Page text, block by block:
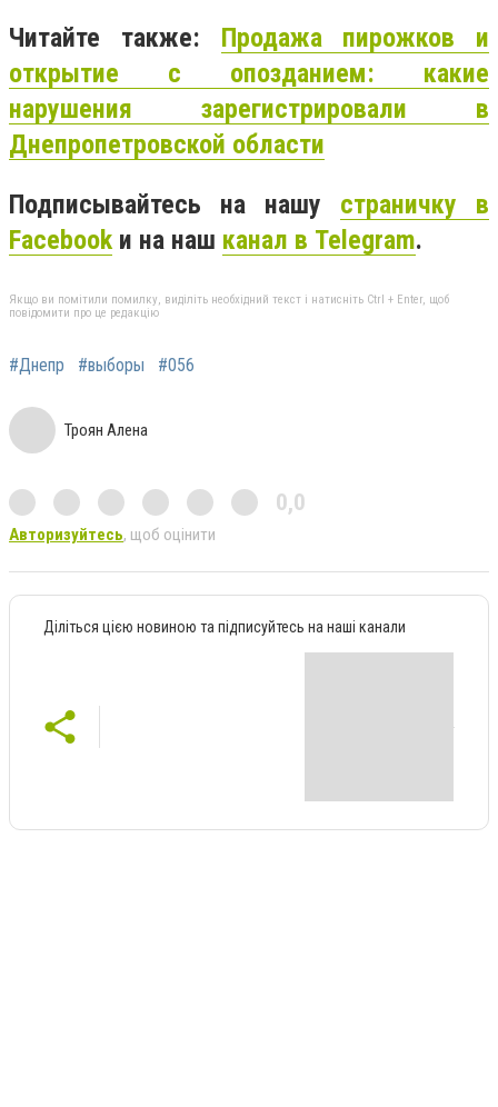
Читайте также: Продажа пирожков и
открытие с опозданием: какие
нарушения зарегистрировали в
Днепропетровской области
Подписывайтесь на нашу страничку в
Facebook и на наш канал в Telegram.
Якщо ви помітили помилку, виділіть необхідний текст і натисніть Ctrl + Enter, щоб
повідомити про це редакцію
#Днепр #выборы #056
Троян Алена
0,0
Авторизуйтесь, щоб оцінити
Діліться цією новиною та підписуйтесь на наші канали